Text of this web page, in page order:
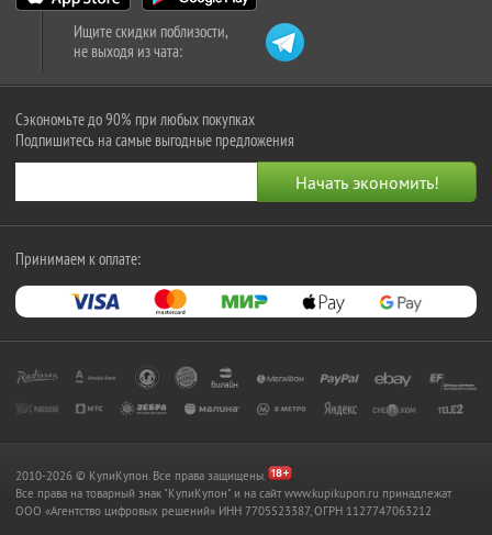
Ищите скидки поблизости,
не выходя из чата:
Сэкономьте до 90% при любых покупках
Подпишитесь на самые выгодные предложения
Принимаем к оплате:
2010-2026 © КупиКупон. Все права защищены.
Все права на товарный знак "КупиКупон" и на сайт www.kupikupon.ru принадлежат
OOO «Агентство цифровых решений» ИНН 7705523387, ОГРН 1127747063212